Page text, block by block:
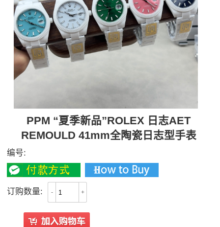
PPM “夏季新品”ROLEX 日志AET
REMOULD 41mm全陶瓷日志型手表
编号:
订购数量: - +